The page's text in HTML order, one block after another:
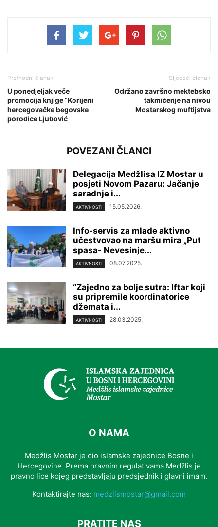
Prethodni članak
U ponedjeljak veče
promocija knjige “Korijeni
hercegovačke begovske
porodice Ljubović
Sljedeći članak
Održano završno mektebsko
takmičenje na nivou
Mostarskog muftijstva
POVEZANI ČLANCI
Delegacija Medžlisa IZ Mostar u
posjeti Novom Pazaru: Jačanje
saradnje i...
AKTIVNOSTI 15.05.2026.
Info-servis za mlade aktivno
učestvovao na maršu mira „Put
spasa- Nevesinje...
AKTIVNOSTI 08.07.2025.
“Zajedno za bolje sutra: Iftar koji
su pripremile koordinatorice
džemata i...
AKTIVNOSTI 28.03.2025.
O NAMA
Medžlis Mostar je dio islamske zajednice Bosne i
Hercegovine. Prema pravnim regulativama Medžlis je
pravno lice kojeg predstavljaju predsjednik i glavni imam.
Kontaktirajte nas: medzlismostar@gmail.com
PRATITE NAS